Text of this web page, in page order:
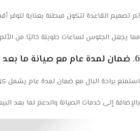
تم تصميم القاعدة لتكون مبطنة بعناية لتوفر
مما يجعل الجلوس لساعات طويلة خاليًا من الألم
6. ضمان لمدة عام مع صيانة ما بعد
استمتع براحة البال مع ضمان لمدة عام يشمل
بالإضافة إلى خدمات الصيانة والدعم لما بعد